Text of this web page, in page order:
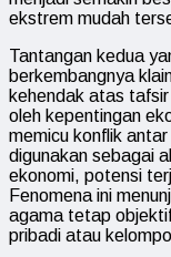
ekstrem mudah
Tantangan kedua
berkembangnya
kehendak atas
oleh kepentingan
memicu konflik
digunakan sebagai
ekonomi, potensi
Fenomena ini
agama tetap
pribadi atau